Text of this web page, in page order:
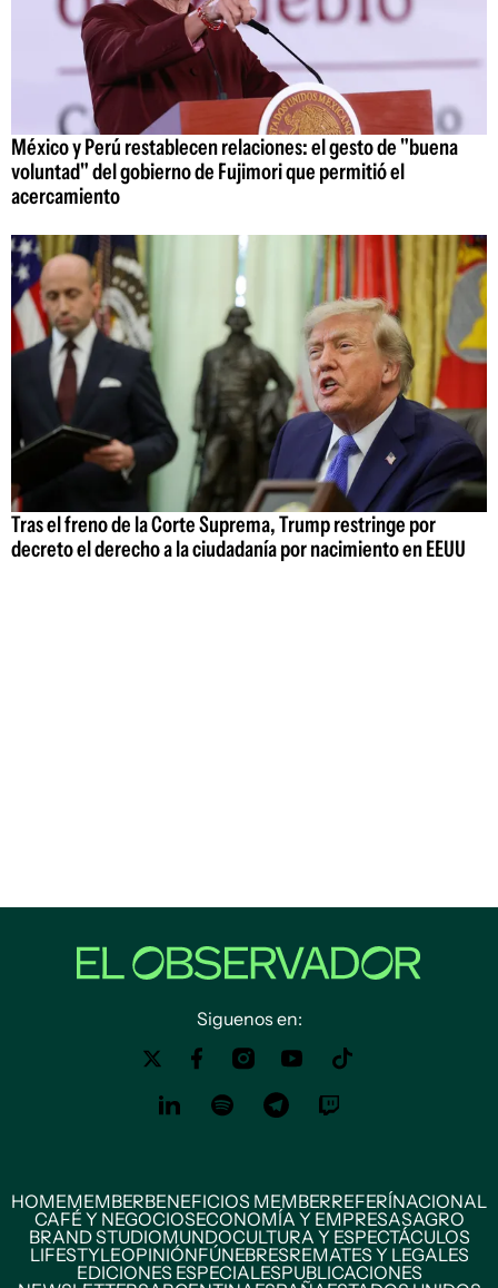
México y Perú restablecen relaciones: el gesto de "buena
voluntad" del gobierno de Fujimori que permitió el
acercamiento
Tras el freno de la Corte Suprema, Trump restringe por
decreto el derecho a la ciudadanía por nacimiento en EEUU
Siguenos en:
HOMEMEMBERBENEFICIOS MEMBERREFERÍNACIONAL
CAFÉ Y NEGOCIOSECONOMÍA Y EMPRESASAGRO
BRAND STUDIOMUNDOCULTURA Y ESPECTÁCULOS
LIFESTYLEOPINIÓNFÚNEBRESREMATES Y LEGALES
EDICIONES ESPECIALESPUBLICACIONES